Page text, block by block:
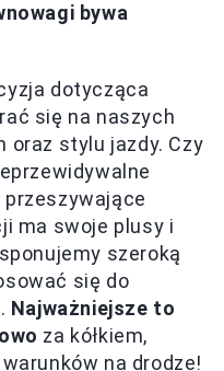
bywa
dotycząca
się na naszych
oraz stylu jazdy. Czy
ma swoje plusy i
szeroką
się do
Najważniejsze to
za kółkiem,
na drodze!